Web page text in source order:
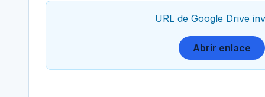
URL de Google Drive
Abrir enlace